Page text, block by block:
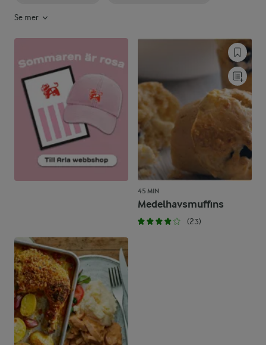
Se mer
45 MIN
Medelhavsmuffins
(23)